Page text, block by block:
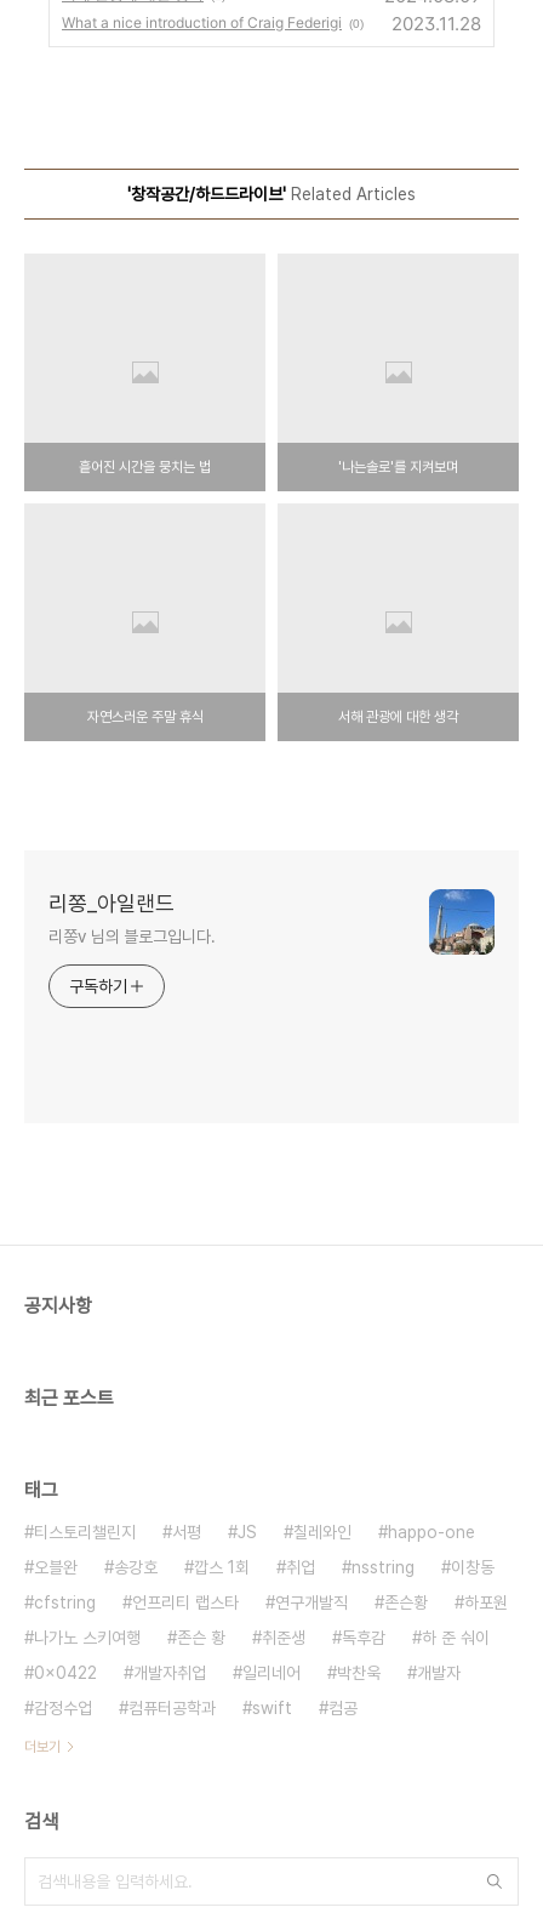
What a nice introduction of Craig Federigi (0) 2023.11.28
'창작공간/하드드라이브' Related Articles
흩어진 시간을 뭉치는 법 '나는솔로'를 지켜보며
자연스러운 주말 휴식 서해 관광에 대한 생각
리쫑_아일랜드
리쫑v 님의 블로그입니다.
구독하기
공지사항
최근 포스트
태그
티스토리챌린지 서평 JS 칠레와인
happo-one
오블완
송강호 깝스 1회 취업 nsstring
이창동
cfstring
언프리티 랩스타 연구개발직 존슨황
하포원
나가노 스키여행
존슨 황 취준생 독후감
하 준 숴이
0x0422
개발자취업 일리네어 박찬욱
개발자
감정수업
컴퓨터공학과 swift 컴공
더보기
검색